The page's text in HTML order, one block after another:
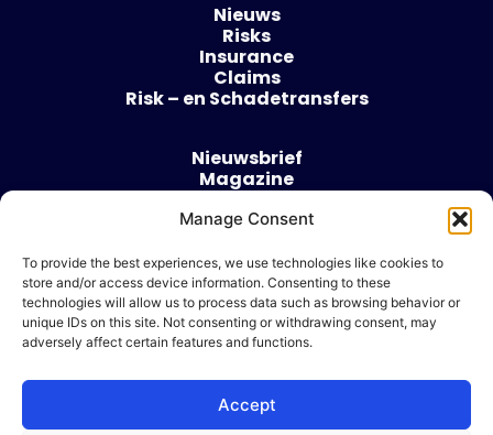
Manage Consent
To provide the best experiences, we use technologies like cookies to
store and/or access device information. Consenting to these
technologies will allow us to process data such as browsing behavior or
unique IDs on this site. Not consenting or withdrawing consent, may
adversely affect certain features and functions.
Accept
Nieuws
Risks
Insurance
Claims
Risk – en Schadetransfers
Nieuwsbrief
Magazine
Over
Algemene voorwaarden
Cookie beleid
Ik wil adverteren